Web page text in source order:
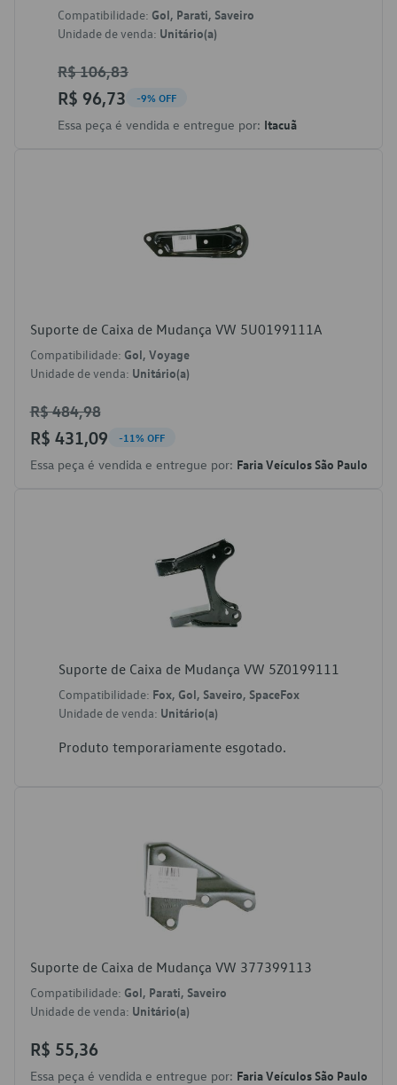
Compatibilidade: Gol, Parati, Saveiro
Unidade de venda: Unitário(a)
R$ 106,83
R$ 96,73 -9% OFF
Essa peça é vendida e entregue por: Itacuã
Suporte de Caixa de Mudança VW 5U0199111A
Compatibilidade: Gol, Voyage
Unidade de venda: Unitário(a)
R$ 484,98
R$ 431,09 -11% OFF
Essa peça é vendida e entregue por: Faria Veículos São Paulo
Suporte de Caixa de Mudança VW 5Z0199111
Compatibilidade: Fox, Gol, Saveiro, SpaceFox
Unidade de venda: Unitário(a)
Produto temporariamente esgotado.
Suporte de Caixa de Mudança VW 377399113
Compatibilidade: Gol, Parati, Saveiro
Unidade de venda: Unitário(a)
R$ 55,36
Essa peça é vendida e entregue por: Faria Veículos São Paulo